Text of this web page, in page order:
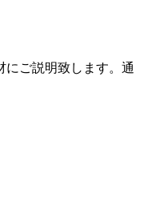
にご説明致します。通